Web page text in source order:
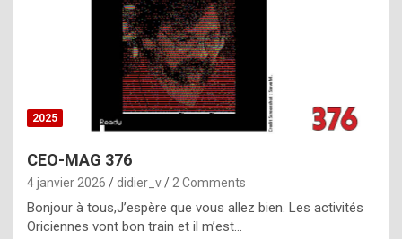
s
t
o
r
p
e
c
2025
CEO-MAG 376
4 janvier 2026 didier_v 2 Comments
Bonjour à tous,J’espère que vous allez bien. Les activités
Oriciennes vont bon train et il m’est…